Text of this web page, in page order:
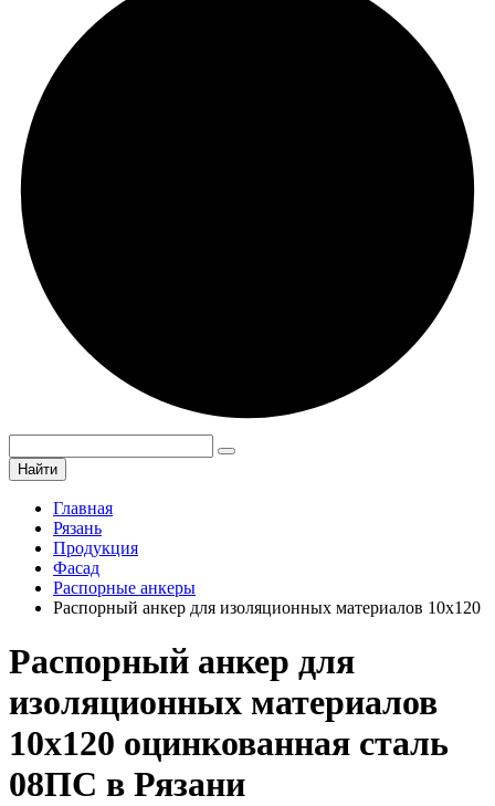
Найти
Главная
Рязань
Продукция
Фасад
Распорные анкеры
Распорный анкер для изоляционных материалов 10х120
Распорный анкер для
изоляционных материалов
10х120 оцинкованная сталь
08ПС в Рязани